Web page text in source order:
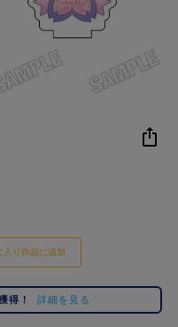
入り作品に追加
得！ 詳細を見る